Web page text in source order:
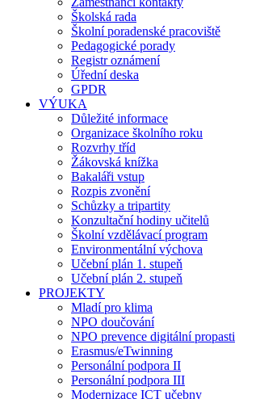
Školská rada
Školní poradenské pracoviště
Pedagogické porady
Registr oznámení
Úřední deska
GPDR
VÝUKA
Důležité informace
Organizace školního roku
Rozvrhy tříd
Žákovská knížka
Bakaláři vstup
Rozpis zvonění
Schůzky a tripartity
Konzultační hodiny učitelů
Školní vzdělávací program
Environmentální výchova
Učební plán 1. stupeň
Učební plán 2. stupeň
PROJEKTY
Mladí pro klima
NPO doučování
NPO prevence digitální propasti
Erasmus/eTwinning
Personální podpora II
Personální podpora III
Modernizace ICT učebny